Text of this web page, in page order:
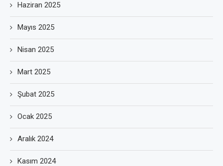
Haziran 2025
Mayıs 2025
Nisan 2025
Mart 2025
Şubat 2025
Ocak 2025
Aralık 2024
Kasım 2024